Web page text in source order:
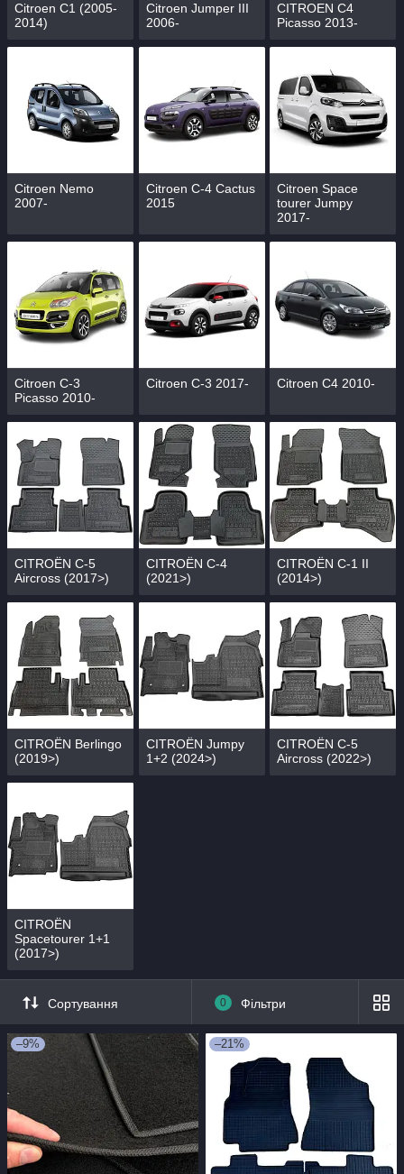
Citroen C1 (2005-
2014)
Citroen Jumper III
2006-
CITROEN C4
Picasso 2013-
Citroen Nemo
2007-
Citroen C-4 Cactus
2015
Citroen Space
tourer Jumpy
2017-
Citroen C-3
Picasso 2010-
Citroen C-3 2017- Citroen C4 2010-
CITROЁN C-5
Aircross (2017>)
CITROЁN C-4
(2021>)
CITROЁN C-1 II
(2014>)
CITROЁN Berlingo
(2019>)
CITROЁN Jumpy
1+2 (2024>)
CITROЁN C-5
Aircross (2022>)
CITROЁN
Spacetourer 1+1
(2017>)
Сортування 0 Фільтри
–9% –21%